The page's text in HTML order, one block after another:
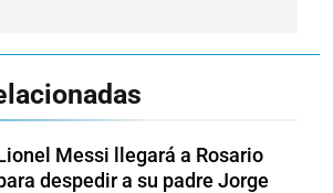
Messi llegará a Rosario
despedir a su padre Jorge